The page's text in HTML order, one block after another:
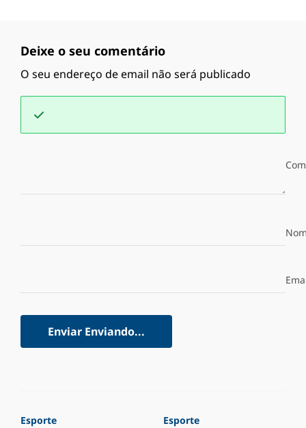
Deixe o seu comentário
O seu endereço de email não será publicado
Enviar Enviando...
Esporte Esporte